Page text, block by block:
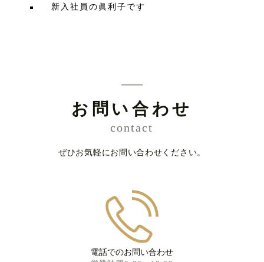
新入社員の眞利子です
お問い合わせ
contact
ぜひお気軽にお問い合わせください。
電話でのお問い合わせ